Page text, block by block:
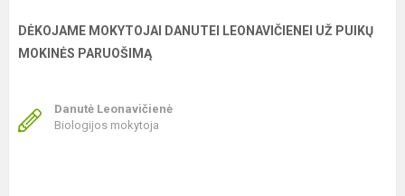
DĖKOJAME MOKYTOJAI DANUTEI LEONAVIČIENEI UŽ PUIKŲ
MOKINĖS PARUOŠIMĄ
Danutė Leonavičienė
Biologijos mokytoja